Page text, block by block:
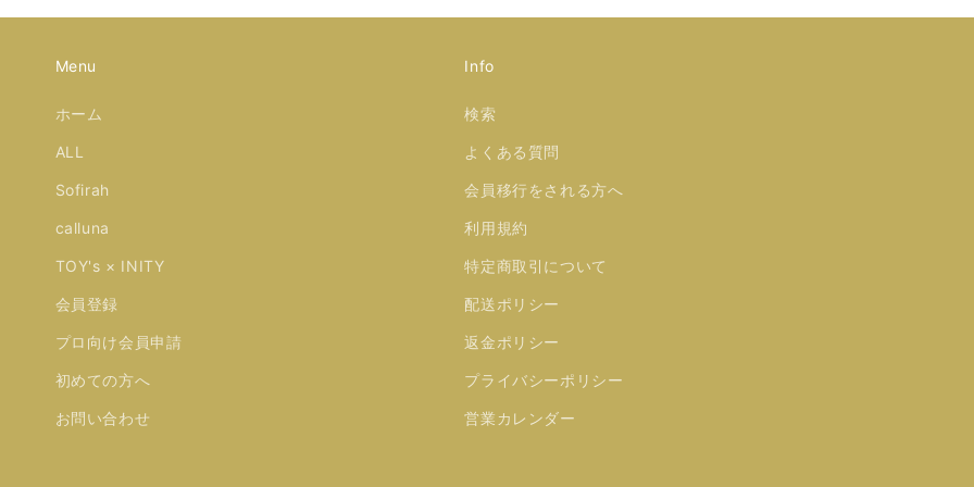
Menu
ホーム
ALL
Sofirah
calluna
TOY's × INITY
会員登録
プロ向け会員申請
初めての方へ
お問い合わせ
Info
検索
よくある質問
会員移行をされる方へ
利用規約
特定商取引について
配送ポリシー
返金ポリシー
プライバシーポリシー
営業カレンダー